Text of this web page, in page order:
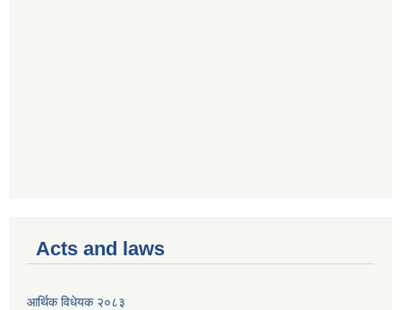
Acts and laws
आर्थिक विधेयक २०८३